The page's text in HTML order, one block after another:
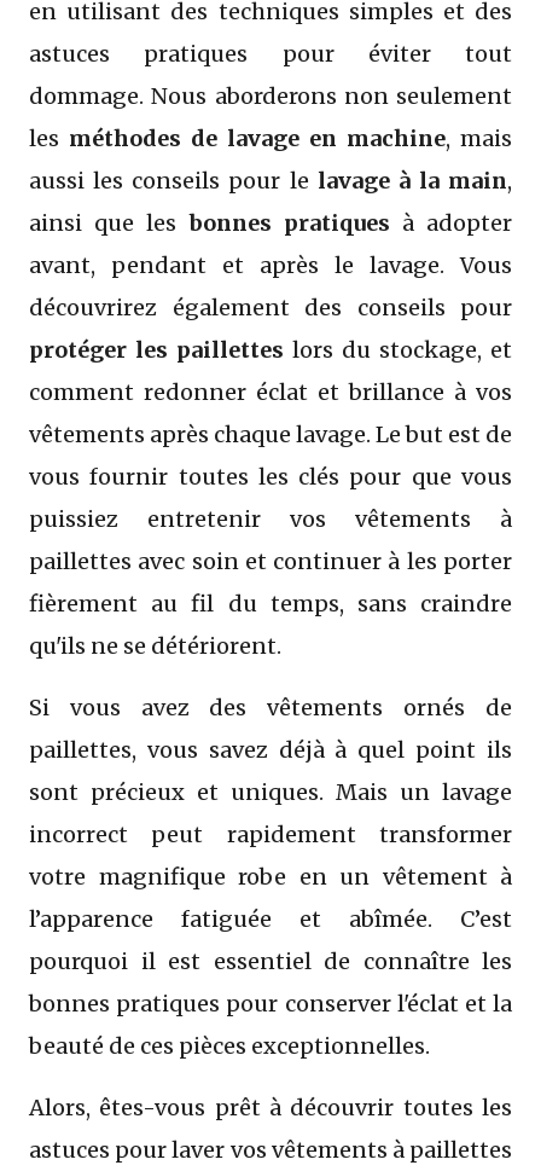
en utilisant des techniques simples et des
astuces pratiques pour éviter tout
dommage. Nous aborderons non seulement
les méthodes de lavage en machine, mais
aussi les conseils pour le lavage à la main,
ainsi que lesbonnes pratiques à adopter
avant, pendant et après le lavage. Vous
découvrirez également des conseils pour
protéger les paillettes lors du stockage, et
comment redonner éclat et brillance à vos
vêtements après chaque lavage. Le but est de
vous fournir toutes les clés pour que vous
puissiez entretenir vos vêtements à
paillettes avec soin et continuer à les porter
fièrement au fil du temps, sans craindre
qu'ils ne se détériorent.
Si vous avez des vêtements ornés de
paillettes, vous savez déjà à quel point ils
sont précieux et uniques. Mais un lavage
incorrect peut rapidement transformer
votre magnifique robe en un vêtement à
l’apparence fatiguée et abîmée. C’est
pourquoi il est essentiel de connaître les
bonnes pratiques pour conserver l'éclat et la
beauté de ces pièces exceptionnelles.
Alors, êtes-vous prêt à découvrir toutes les
astuces pour laver vos vêtements à paillettes